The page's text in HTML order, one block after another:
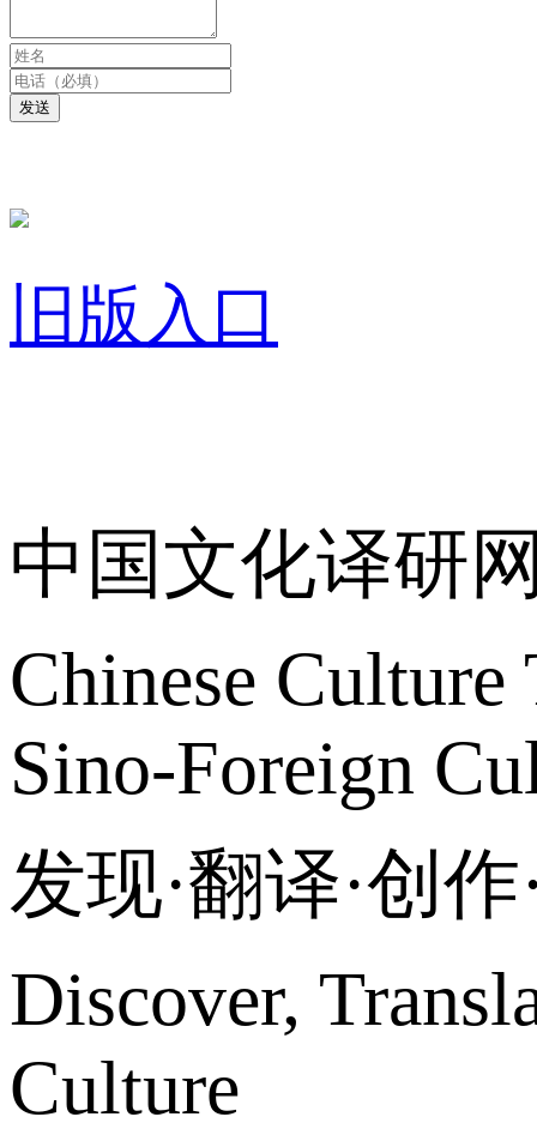
发送
旧版入口
中国文化译研
Chinese
Sino-Foreign
发现·翻译·创
Discover,
Culture